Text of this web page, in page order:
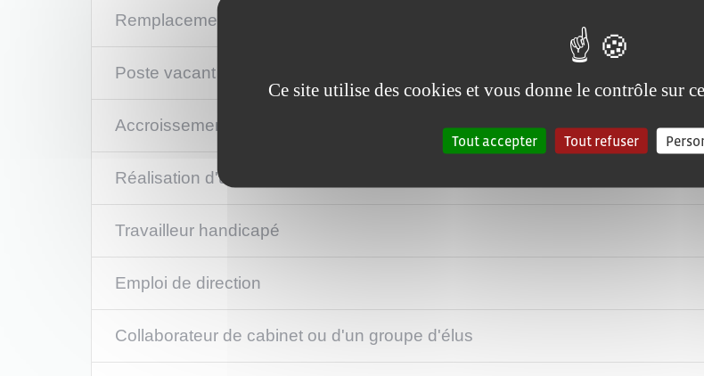
Remplacement temporaire d'un agent
Poste vacant
Accroissement temporaire ou saisonnier d'activité
Réalisation d'un projet ou d'une opération
Travailleur handicapé
Emploi de direction
Collaborateur de cabinet ou d'un groupe d'élus
Ce site utilise des cookies et vous donne le contrôle sur
Tout accepter Tout refuser